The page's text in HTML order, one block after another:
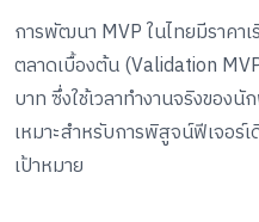
การพัฒนา MVP ในไทยมีราคา
ตลาดเบื้องต้น (Validation
บาท ซึ่งใช้เวลาทำงานจริงขอ
เหมาะสำหรับการพิสูจน์ฟีเจอ
เป้าหมาย